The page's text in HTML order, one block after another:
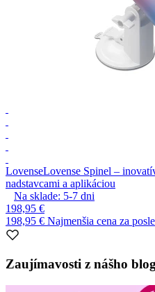
LovenseLovense Spinel –
nadstavcami a aplikáciou
Na sklade: 5-7 dni
198,95 €
198,95 € Najmenšia cena za
1
10
Zaujímavosti z nášho